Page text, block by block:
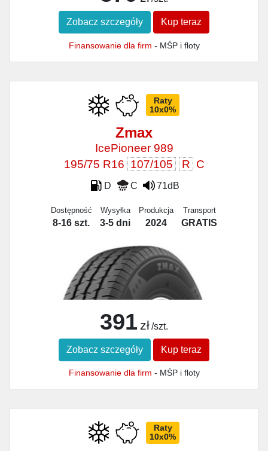
Zobacz szczegóły Kup teraz
Finansowanie dla firm - MŚP i floty
Raty
10x0%
Zmax
IcePioneer 989
195/75 R16 107/105 R C
D C 71dB
Dostępność
8-16 szt.
Wysyłka
3-5 dni
Produkcja
2024
Transport
GRATIS
391 zł /szt.
Zobacz szczegóły Kup teraz
Finansowanie dla firm - MŚP i floty
Raty
10x0%